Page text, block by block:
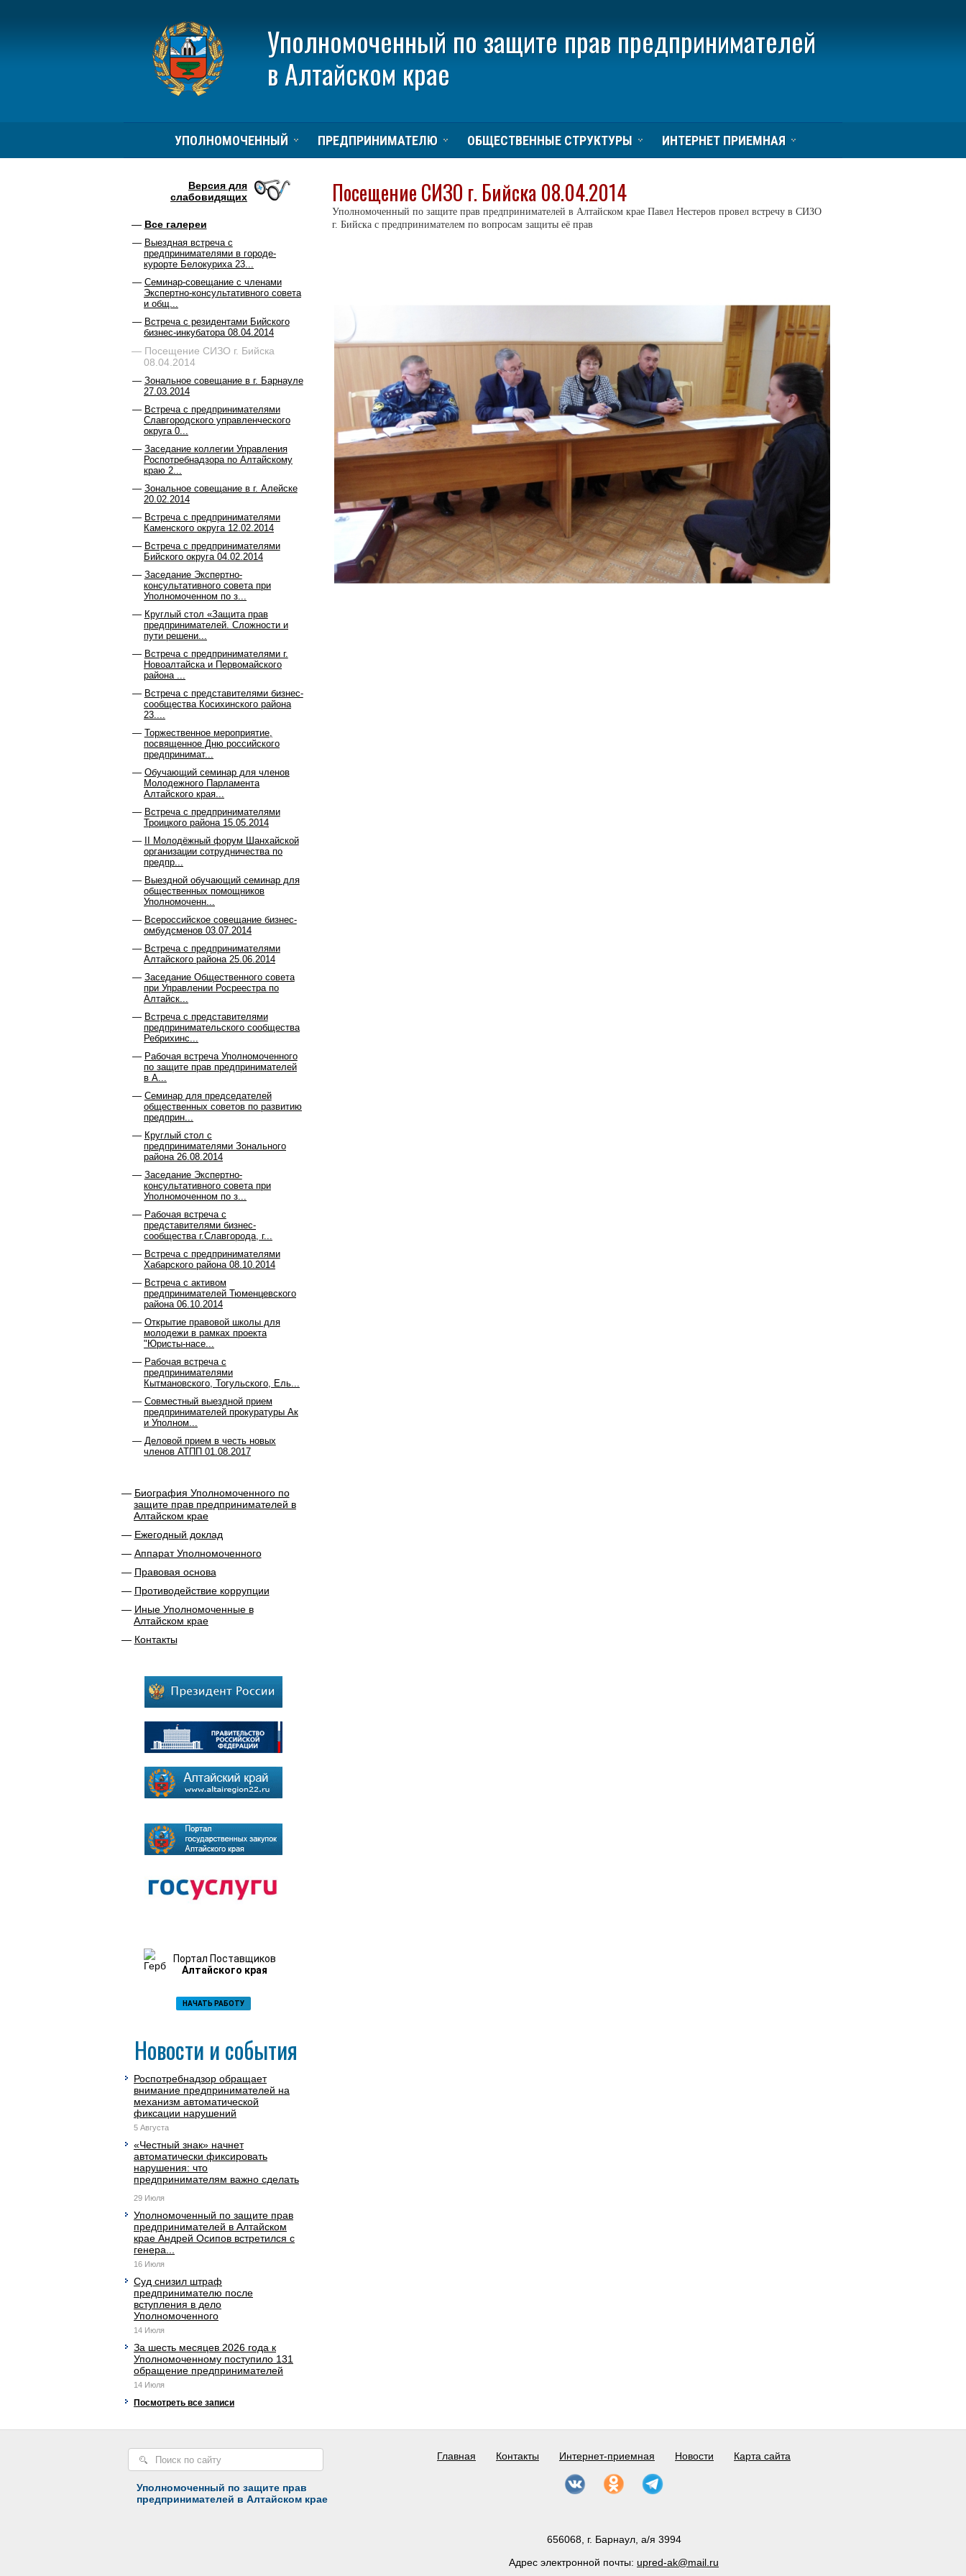
Уполномоченный по защите прав предпринимателей
в Алтайском крае
УПОЛНОМОЧЕННЫЙ ПРЕДПРИНИМАТЕЛЮ ОБЩЕСТВЕННЫЕ СТРУКТУРЫ ИНТЕРНЕТ ПРИЕМНАЯ
Версия для
слабовидящих
Все галереи
Выездная встреча с
предпринимателями в городе-
курорте Белокуриха 23...
Семинар-совещание с членами
Экспертно-консультативного совета
и общ...
Встреча с резидентами Бийского
бизнес-инкубатора 08.04.2014
Посещение СИЗО г. Бийска
08.04.2014
Зональное совещание в г. Барнауле
27.03.2014
Встреча с предпринимателями
Славгородского управленческого
округа 0...
Заседание коллегии Управления
Роспотребнадзора по Алтайскому
краю 2...
Зональное совещание в г. Алейске
20.02.2014
Встреча с предпринимателями
Каменского округа 12.02.2014
Встреча с предпринимателями
Бийского округа 04.02.2014
Заседание Экспертно-
консультативного совета при
Уполномоченном по з...
Круглый стол «Защита прав
предпринимателей. Сложности и
пути решени...
Встреча с предпринимателями г.
Новоалтайска и Первомайского
района ...
Встреча с представителями бизнес-
сообщества Косихинского района
23....
Торжественное мероприятие,
посвященное Дню российского
предпринимат...
Обучающий семинар для членов
Молодежного Парламента
Алтайского края...
Встреча с предпринимателями
Троицкого района 15.05.2014
II Молодёжный форум Шанхайской
организации сотрудничества по
предпр...
Выездной обучающий семинар для
общественных помощников
Уполномоченн...
Всероссийское совещание бизнес-
омбудсменов 03.07.2014
Встреча с предпринимателями
Алтайского района 25.06.2014
Заседание Общественного совета
при Управлении Росреестра по
Алтайск...
Встреча с представителями
предпринимательского сообщества
Ребрихинс...
Рабочая встреча Уполномоченного
по защите прав предпринимателей
в А...
Семинар для председателей
общественных советов по развитию
предприн...
Круглый стол с
предпринимателями Зонального
района 26.08.2014
Заседание Экспертно-
консультативного совета при
Уполномоченном по з...
Рабочая встреча с
представителями бизнес-
сообщества г.Славгорода, г...
Встреча с предпринимателями
Хабарского района 08.10.2014
Встреча с активом
предпринимателей Тюменцевского
района 06.10.2014
Открытие правовой школы для
молодежи в рамках проекта
"Юристы-насе...
Рабочая встреча с
предпринимателями
Кытмановского, Тогульского, Ель...
Совместный выездной прием
предпринимателей прокуратуры Ак
и Уполном...
Деловой прием в честь новых
членов АТПП 01.08.2017
Биография Уполномоченного по
защите прав предпринимателей в
Алтайском крае
Ежегодный доклад
Аппарат Уполномоченного
Правовая основа
Противодействие коррупции
Иные Уполномоченные в
Алтайском крае
Контакты
Портал Поставщиков
Алтайского края
НАЧАТЬ РАБОТУ
Новости и события
Роспотребнадзор обращает
внимание предпринимателей на
механизм автоматической
фиксации нарушений
5 Августа
«Честный знак» начнет
автоматически фиксировать
нарушения: что
предпринимателям важно сделать
29 Июля
Уполномоченный по защите прав
предпринимателей в Алтайском
крае Андрей Осипов встретился с
генера...
16 Июля
Суд снизил штраф
предпринимателю после
вступления в дело
Уполномоченного
14 Июля
За шесть месяцев 2026 года к
Уполномоченному поступило 131
обращение предпринимателей
14 Июля
Посмотреть все записи
Посещение СИЗО г. Бийска 08.04.2014
Уполномоченный по защите прав предпринимателей в Алтайском крае Павел Нестеров провел встречу в СИЗО
г. Бийска с предпринимателем по вопросам защиты её прав
Уполномоченный по защите прав
предпринимателей в Алтайском крае
Главная Контакты Интернет-приемная Новости Карта сайта
656068, г. Барнаул, а/я 3994
Адрес электронной почты: upred-ak@mail.ru